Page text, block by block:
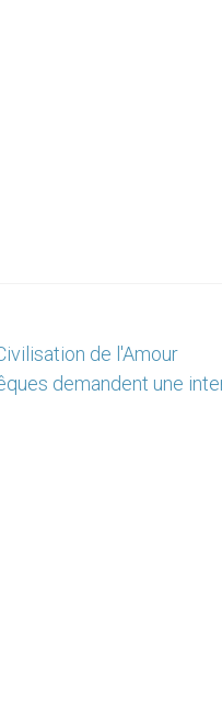
de l'Amour
demandent une